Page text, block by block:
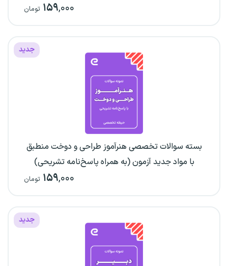
۱۵۹,۰۰۰ تومان
جدید
بسته سوالات تخصصی هنرآموز طراحی و دوخت منطبق
با مواد جدید آزمون (به همراه پاسخ‌نامه تشریحی)
۱۵۹,۰۰۰ تومان
جدید